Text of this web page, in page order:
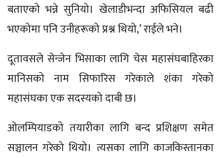
बताएको भन्ने सुनियो। खेलाडीभन्दा अफिसियल बढी
भएकोमा पनि उनीहरूको प्रश्न थियो,’ राईले भने।
दूतावसले सेन्जेन भिसाका लागि चेस महासंघबाहिरका
मानिसको नाम सिफारिस गरेकाले शंका गरेको
महासंघका एक सदस्यको दाबी छ।
ओलम्पियाडको तयारीका लागि बन्द प्रशिक्षण समेत
सञ्चालन गरेको थियो। त्यसका लागि काजकिस्तानका